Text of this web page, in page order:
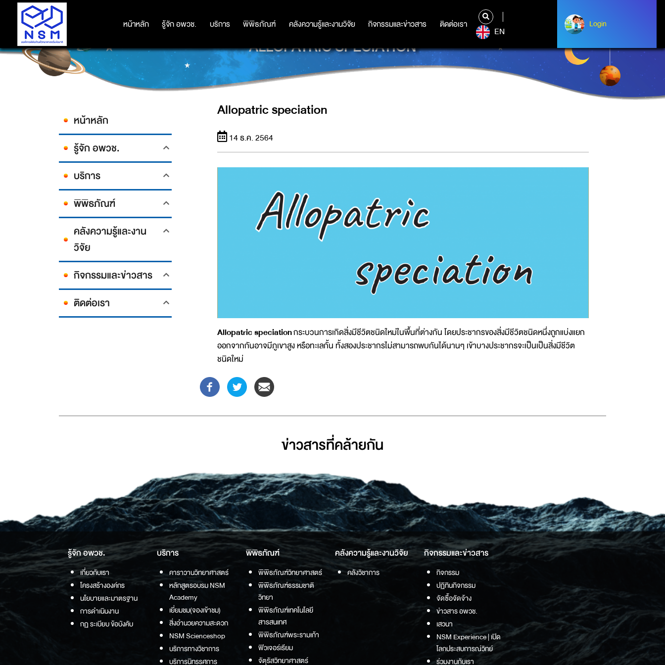
หน้าหลัก รู้จัก อพวช. บริการ พิพิธภัณฑ์ คลังความรู้และงานวิจัย กิจกรรมและข่าวสาร ติดต่อเรา
หน้าหลัก รู้จัก อพวช. บริการ พิพิธภัณฑ์ คลังความรู้และงานวิจัย กิจกรรมและข่าวสาร ติดต่อเรา
EN
Login
Login
ALLOPATRIC SPECIATION
หน้าหลัก
รู้จัก อพวช.
บริการ
พิพิธภัณฑ์
คลังความรู้และงาน
วิจัย
กิจกรรมและข่าวสาร
ติดต่อเรา
Allopatric speciation
14 ธ.ค. 2564
Allopatric speciationกระบวนการเกิดสิ่งมีชีวิตชนิดใหม่ในพื้นที่ต่างกัน โดยประชากรของสิ่งมีชีวิตชนิดหนึ่งถูกแบ่งแยก
ออกจากกันอาจมีภูเขาสูง หรือทะเลกั้น ทั้งสองประชากรไม่สามารถพบกันได้นานๆ เข้าบางประชากรจะเป็นเป็นสิ่งมีชีวิต
ชนิดใหม่
ข่าวสารที่่คล้ายกัน
รู้จัก อพวช.
เกี่ยวกับเรา
โครงสร้างองค์กร
นโยบายและมาตรฐาน
การดำเนินงาน
กฏ ระเบียบ ข้อบังคับ
บริการ
คาราวานวิทยาศาสตร์
หลักสูตรอบรม NSM
Academy
เยี่ยมชม(จองเข้าชม)
สิ่งอำนวยความสะดวก
NSM Scienceshop
บริการทางวิชาการ
บริการนิทรรศการ
พิพิธภัณฑ์
พิพิธภัณฑ์วิทยาศาสตร์
พิพิธภัณฑ์ธรรมชาติ
วิทยา
พิพิธภัณฑ์เทคโนโลยี
สารสนเทศ
พิพิธภัณฑ์พระรามเก้า
ฟิวเจอร์เรียม
จัตุรัสวิทยาศาสตร์
คลังความรู้และงานวิจัย
คลังวิชาการ
กิจกรรมและข่าวสาร
กิจกรรม
ปฏิทินกิจกรรม
จัดซื้อจัดจ้าง
ข่าวสาร อพวช.
เสวนา
NSM Experience | เปิด
โลกประสบการณ์วิทย์
ร่วมงานกับเรา